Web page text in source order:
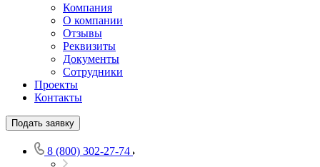
Компания
О компании
Отзывы
Реквизиты
Документы
Сотрудники
Проекты
Контакты
Подать заявку
8 (800) 302-27-74
Благовещенск
Благодарный
Богородицк
Бор
Борисоглебск